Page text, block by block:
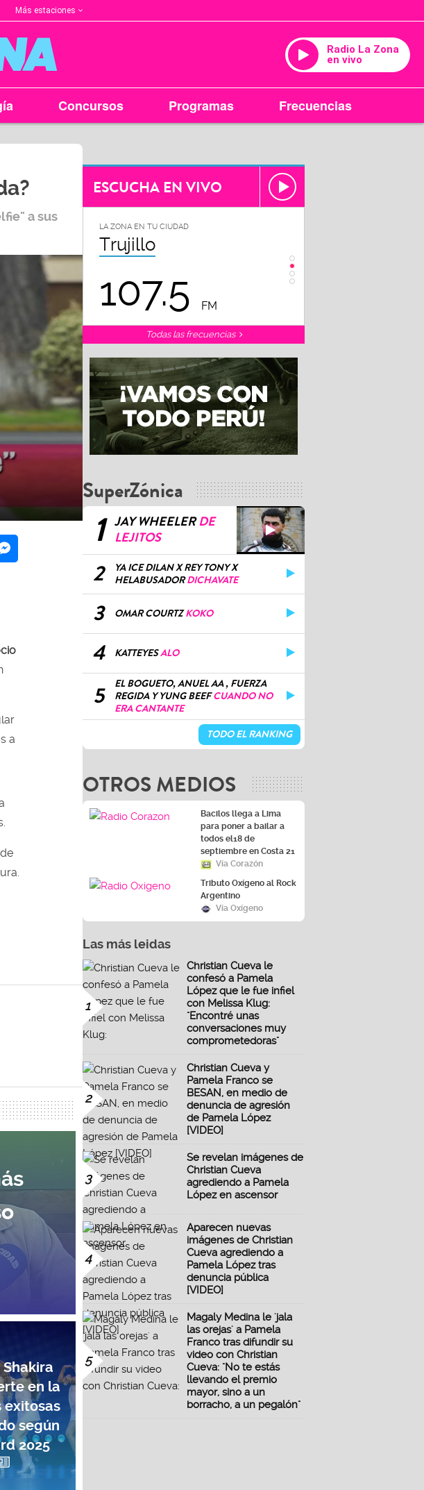
Más estaciones
Radio La Zona
en vivo
Concursos Programas Frecuencias
a sus
a
en la
exitosas
según
2025
ESCUCHA EN VIVO
LA ZONA EN TU CIUDAD
Trujillo
107.5 FM 102.3
Todas las frecuencias
SuperZónica
1 JAY WHEELERDE
LEJITOS
2
YA ICE DILAN X REY TONY X
HELABUSADORDICHAVATE
3 OMAR COURTZKOKO
4 KATTEYESALO
5
EL BOGUETO, ANUEL AA , FUERZA
REGIDA Y YUNG BEEFCUANDO NO
ERA CANTANTE
TODO EL RANKING
OTROS MEDIOS
Bacilos llega a Lima
para poner a bailar a
todos el18 de
septiembre en Costa 21
Vía Corazón
Tributo Oxígeno al Rock
Argentino
Vía Oxígeno
Las más leidas
1
Christian Cueva le
confesó a Pamela
López que le fue infiel
con Melissa Klug:
"Encontré unas
conversaciones muy
comprometedoras"
2
Christian Cueva y
Pamela Franco se
BESAN, en medio de
denuncia de agresión
de Pamela López
[VIDEO]
3
Se revelan imágenes de
Christian Cueva
agrediendo a Pamela
López en ascensor
4
Aparecen nuevas
imágenes de Christian
Cueva agrediendo a
Pamela López tras
denuncia pública
[VIDEO]
5
Magaly Medina le 'jala
las orejas' a Pamela
Franco tras difundir su
video con Christian
Cueva: "No te estás
llevando el premio
mayor, sino a un
borracho, a un pegalón"